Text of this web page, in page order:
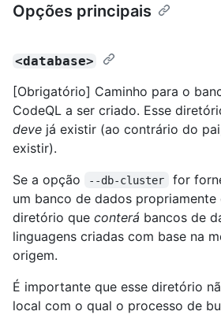
Opções principais
<database>
[Obrigatório] Caminho para o
CodeQL a ser criado. Esse
deve já existir (ao contrário do
existir).
Se a opção
--db-cluster
for
um banco de dados propriamente
diretório que conterá bancos de
linguagens criadas com base na
origem.
É importante que esse diretório
local com o qual o processo de